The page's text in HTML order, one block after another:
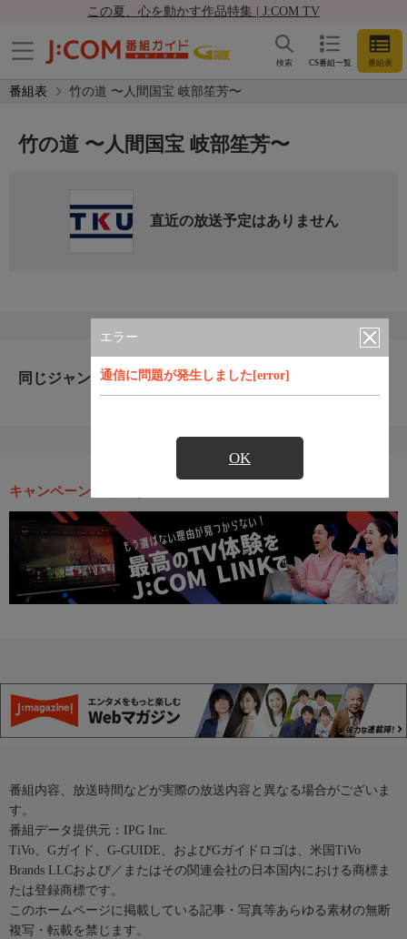
この夏、心を動かす作品特集 | J:COM TV
CS番組一覧 番組表
検索
番組表 竹の道 〜人間国宝 岐部笙芳〜
エラー
通信に問題が発生しました[error]
OK
竹の道 〜人間国宝 岐部笙芳〜
直近の放送予定はありません
同じジャンルのおすすめ番組
キャンペーン・お得な情報
番組内容、放送時間などが実際の放送内容と異なる場合がございま
す。
番組データ提供元：IPG Inc.
TiVo、Gガイド、G-GUIDE、およびGガイドロゴは、米国TiVo
Brands LLCおよび／またはその関連会社の日本国内における商標ま
たは登録商標です。
このホームページに掲載している記事・写真等あらゆる素材の無断
複写・転載を禁じます。